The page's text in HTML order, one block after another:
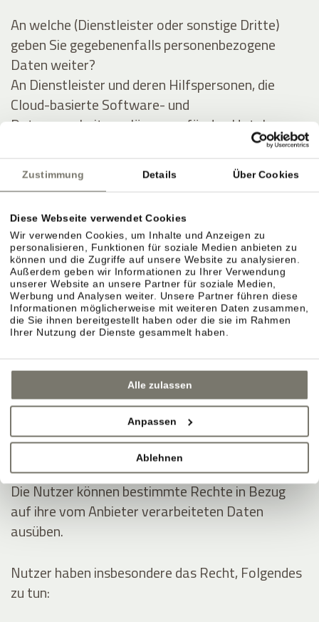
Zustimmung Details Über Cookies
Diese Webseite verwendet Cookies
Wir verwenden Cookies, um Inhalte und Anzeigen zu
personalisieren, Funktionen für soziale Medien anbieten zu
können und die Zugriffe auf unsere Website zu analysieren.
Außerdem geben wir Informationen zu Ihrer Verwendung
unserer Website an unsere Partner für soziale Medien,
Werbung und Analysen weiter. Unsere Partner führen diese
Informationen möglicherweise mit weiteren Daten zusammen,
die Sie ihnen bereitgestellt haben oder die sie im Rahmen
Ihrer Nutzung der Dienste gesammelt haben.
Alle zulassen
Anpassen
Ablehnen
An welche (Dienstleister oder sonstige Dritte)
geben Sie gegebenenfalls personenbezogene
Daten weiter?
An Dienstleister und deren Hilfspersonen, die
Cloud-basierte Software- und
Datenverarbeitungslösungen für das Hotel
anbieten, und im Auftrag des Hotels Daten des
Gastes (zu obigen Zwecken) auswerten und
verarbeiten.
Ausführliche Angaben über die Verarbeitung
personenbezogener Daten
Personenbezogene Daten werden zu folgenden
Zwecken unter Inanspruchnahme folgender
Dienstleistungen erhoben:
Analytik
Anzeigen von Inhalten externer Plattformen
Kontaktieren des Nutzers
Die Rechte der Nutzer
Die Nutzer können bestimmte Rechte in Bezug
auf ihre vom Anbieter verarbeiteten Daten
ausüben.
Nutzer haben insbesondere das Recht, Folgendes
zu tun: